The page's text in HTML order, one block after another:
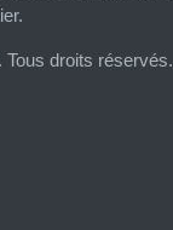
droits réservés.